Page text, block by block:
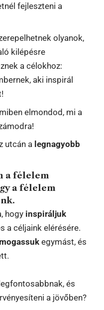
fejleszteni a
olyanok,
kilépésre
a célokhoz:
aki inspirál
elmondod, mi a
utcán a legnagyobb
a félelem
a félelem
hogy inspiráljuk
a céljaink elérésére.
egymást, és
és
a jövőben?